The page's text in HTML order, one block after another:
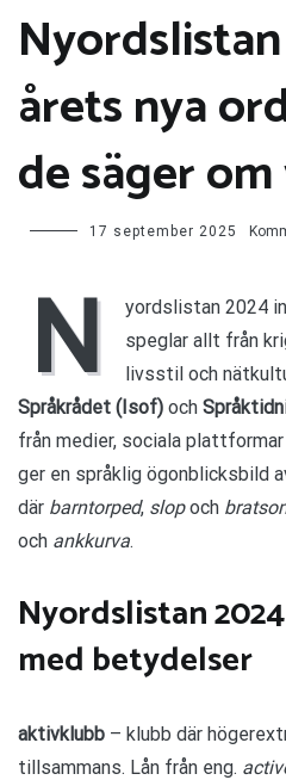
årets nya
de säger
17 september 2025
N yordslistan 2024
speglar allt från
livsstil och
Språkrådet (Isof) och
från medier, sociala
ger en språklig ögonblicksbild
där barntorped, slopoch
och ankkurva.
Nyordslistan
med betydelser
aktivklubb – klubb där
tillsammans. Lån från eng.